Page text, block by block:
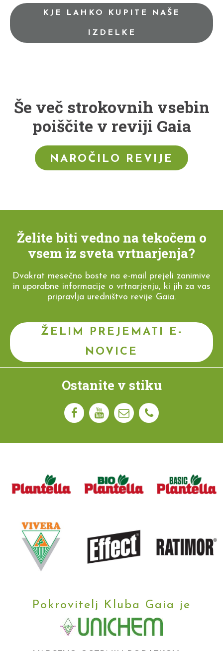
KJE LAHKO KUPITE NAŠE
IZDELKE
Še več strokovnih vsebin
poiščite v reviji Gaia
NAROČILO REVIJE
Želite biti vedno na tekočem o
vsem iz sveta vrtnarjenja?
Dvakrat mesečno boste na e-mail prejeli zanimive
in uporabne informacije o vrtnarjenju, ki jih za vas
pripravlja uredništvo revije Gaia.
ŽELIM PREJEMATI E-
NOVICE
Ostanite v stiku
Pokrovitelj Kluba Gaia je